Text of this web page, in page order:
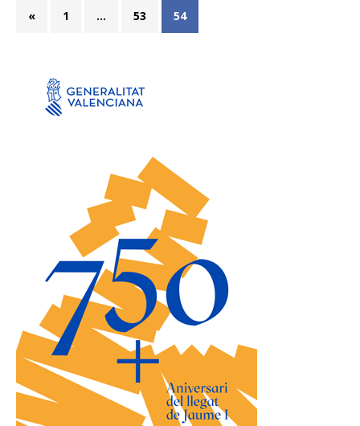
« 1 … 53 54